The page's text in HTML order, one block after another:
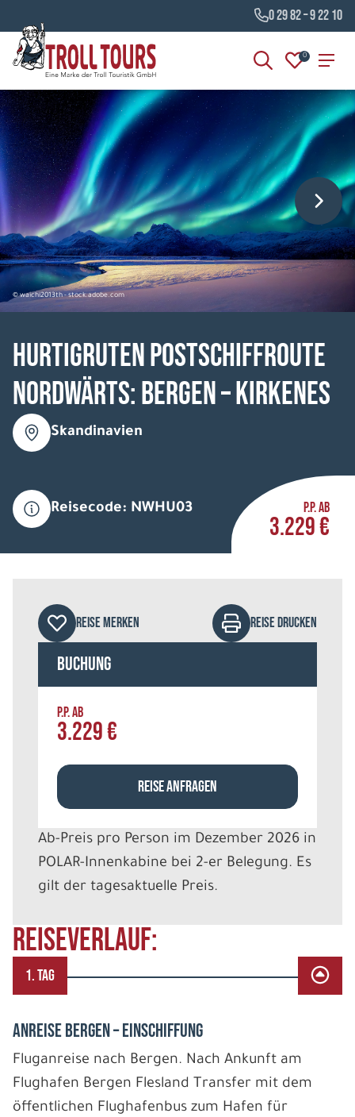
0 29 82 – 9 22 10
0
© waichi2013th - stock.adobe.com
HURTIGRUTEN Postschiffroute
nordwärts: Bergen – Kirkenes
Skandinavien
Reisecode: NWHU03 P.P. AB
3.229 €
REISEVERLAUF:
1. TAG
Anreise Bergen – Einschiffung
Fluganreise nach Bergen. Nach Ankunft am
Flughafen Bergen Flesland Transfer mit dem
öffentlichen Flughafenbus zum Hafen für
REISE MERKEN REISE DRUCKEN
Buchung
P.P. AB
3.229 €
REISE ANFRAGEN
Ab-Preis pro Person im Dezember 2026 in
POLAR-Innenkabine bei 2-er Belegung. Es
gilt der tagesaktuelle Preis.